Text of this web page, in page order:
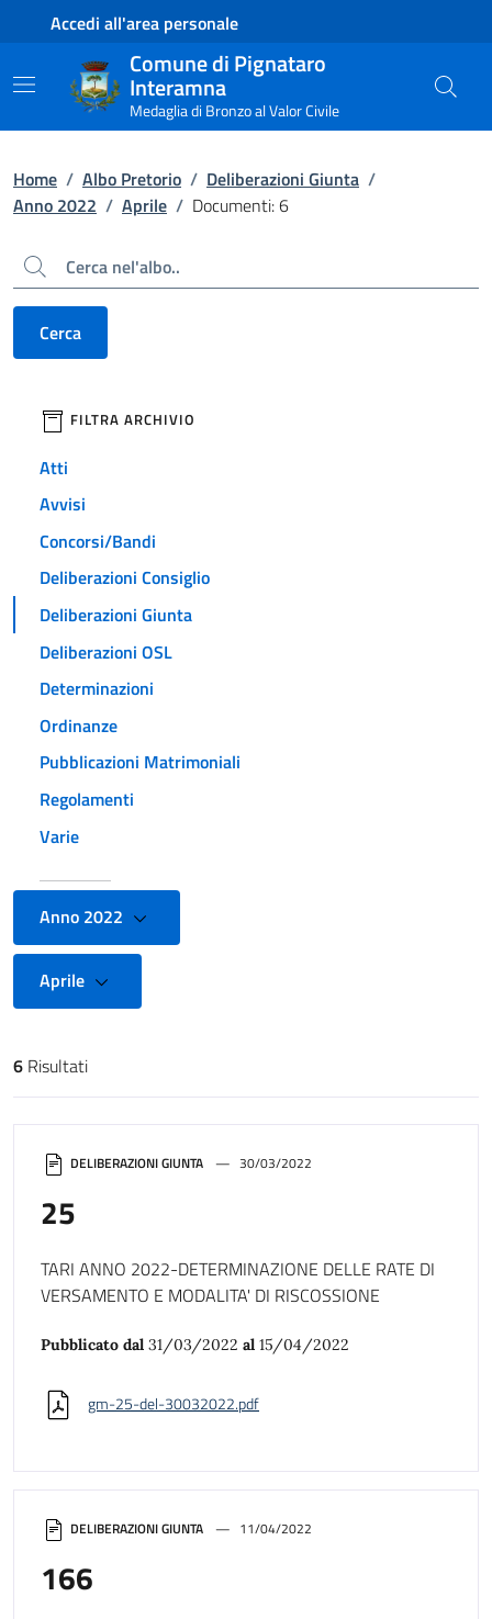
Contenuto principale
Piede di paginaAccedi all'area personale
Comune di Pignataro
Interamna
Medaglia di Bronzo al Valor Civile
Home / Albo Pretorio / Deliberazioni Giunta /
Anno 2022 / Aprile / Documenti: 6
Cerca
Cerca
filtri da applicare
FILTRA ARCHIVIO
Atti
Avvisi
Concorsi/Bandi
Deliberazioni Consiglio
Deliberazioni Giunta
Deliberazioni OSL
Determinazioni
Ordinanze
Pubblicazioni Matrimoniali
Regolamenti
Varie
Anno 2022
Aprile
Risultati di ricerca
6 Risultati
DELIBERAZIONI GIUNTA 11/04/2022
166
DELIBERAZIONI GIUNTA 30/03/2022
25
TARI ANNO 2022-DETERMINAZIONE DELLE RATE DI
VERSAMENTO E MODALITA' DI RISCOSSIONE
Pubblicato dal 31/03/2022 al 15/04/2022
gm-25-del-30032022.pdf